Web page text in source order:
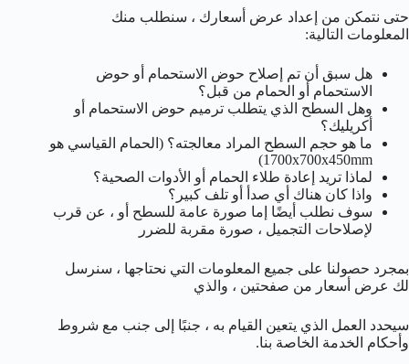
حتى نتمكن من إعداد عرض أسعارك ، سنطلب منك
المعلومات التالية:
هل سبق أن تم إصلاح حوض الاستحمام أو حوض
الاستحمام أو الحمام من قبل؟
وهل السطح الذي يتطلب ترميم حوض الاستحمام أو
أكريليك؟
ما هو حجم السطح المراد معالجته؟ (الحمام القياسي هو
1700x700x450mm)
لماذا تريد إعادة طلاء الحمام أو الأدوات الصحية؟
واذا كان هناك أي صدأ أو تلف كبير؟
سوف نطلب أيضًا إما صورة عامة للسطح أو ، عن قرب
لإصلاحات التجميل ، صورة مقربة للضرر
بمجرد حصولنا على جميع المعلومات التي نحتاجها ، سنرسل
لك عرض أسعار من صفحتين ، والذي
سيحدد العمل الذي يتعين القيام به ، جنبًا إلى جنب مع شروط
وأحكام الخدمة الخاصة بنا.